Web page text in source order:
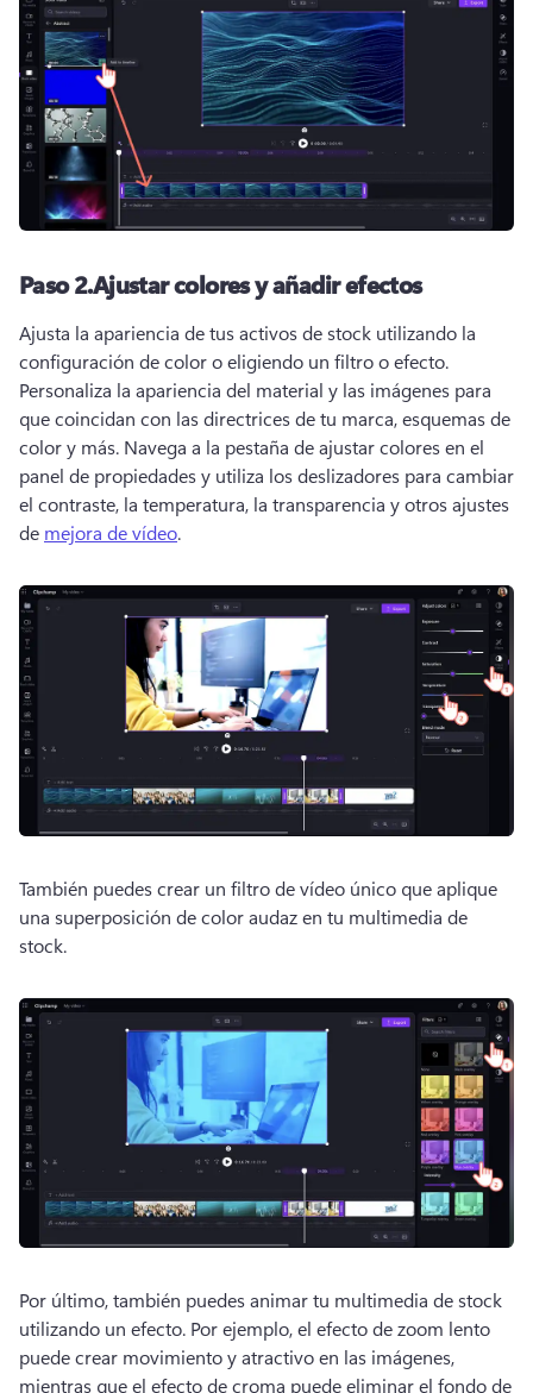
Paso 2.Ajustar colores y añadir efectos
Ajusta la apariencia de tus activos de stock utilizando la
Personaliza la apariencia del material y las imágenes para
que coincidan con las directrices de tu marca, esquemas de
color y más. Navega a la pestaña de ajustar colores en el
panel de propiedades y utiliza los deslizadores para cambiar
el contraste, la temperatura, la transparencia y otros ajustes
de mejora de vídeo.
También puedes crear un filtro de vídeo único que aplique
una superposición de color audaz en tu multimedia de
stock.
Por último, también puedes animar tu multimedia de stock
utilizando un efecto. Por ejemplo, el efecto de zoom lento
puede crear movimiento y atractivo en las imágenes,
mientras que el efecto de croma puede eliminar el fondo de